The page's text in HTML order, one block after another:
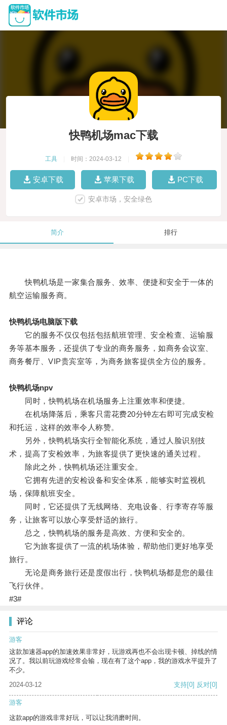
快鸭机场mac下载
工具 时间：2024-03-12
安卓下载 苹果下载 PC下载
安卓市场，安全绿色
简介 排行
快鸭机场是一家集合服务、效率、便捷和安全于一体的
航空运输服务商。
快鸭机场电脑版下载
它的服务不仅仅包括包括航班管理、安全检查、运输服
务等基本服务，还提供了专业的商务服务，如商务会议室、
商务餐厅、VIP贵宾室等，为商务旅客提供全方位的服务。
快鸭机场npv
同时，快鸭机场在机场服务上注重效率和便捷。
在机场降落后，乘客只需花费20分钟左右即可完成安检
和托运，这样的效率令人称赞。
另外，快鸭机场实行全智能化系统，通过人脸识别技
术，提高了安检效率，为旅客提供了更快速的通关过程。
除此之外，快鸭机场还注重安全。
它拥有先进的安检设备和安全体系，能够实时监视机
场，保障航班安全。
同时，它还提供了无线网络、充电设备、行李寄存等服
务，让旅客可以放心享受舒适的旅行。
总之，快鸭机场的服务是高效、方便和安全的。
它为旅客提供了一流的机场体验，帮助他们更好地享受
旅行。
无论是商务旅行还是度假出行，快鸭机场都是您的最佳
飞行伙伴。
#3#
评论
游客
这款加速器app的加速效果非常好，玩游戏再也不会出现卡顿、掉线的情
况了。我以前玩游戏经常会输，现在有了这个app，我的游戏水平提升了
不少。
2024-03-12
支持[0] 反对[0]
游客
这款app的游戏非常好玩，可以让我消磨时间。